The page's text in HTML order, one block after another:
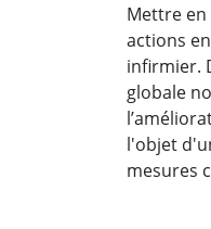
Mettre
actions
infirmier.
globale
l'objet
mesures